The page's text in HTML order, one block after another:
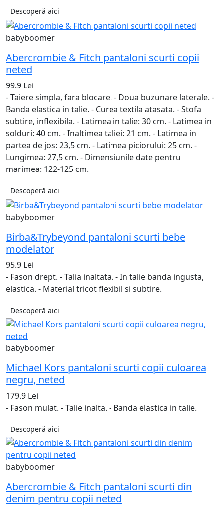
Descoperă aici
babyboomer
Abercrombie & Fitch pantaloni scurti copii
neted
99.9 Lei
- Taiere simpla, fara blocare. - Doua buzunare laterale. -
Banda elastica in talie. - Curea textila atasata. - Stofa
subtire, inflexibila. - Latimea in talie: 30 cm. - Latimea in
solduri: 40 cm. - Inaltimea taliei: 21 cm. - Latimea in
partea de jos: 23,5 cm. - Latimea piciorului: 25 cm. -
Lungimea: 27,5 cm. - Dimensiunile date pentru
marimea: 122-125 cm.
Descoperă aici
babyboomer
Birba&Trybeyond pantaloni scurti bebe
modelator
95.9 Lei
- Fason drept. - Talia inaltata. - In talie banda ingusta,
elastica. - Material tricot flexibil si subtire.
Descoperă aici
babyboomer
Michael Kors pantaloni scurti copii culoarea
negru, neted
179.9 Lei
- Fason mulat. - Talie inalta. - Banda elastica in talie.
Descoperă aici
babyboomer
Abercrombie & Fitch pantaloni scurti din
denim pentru copii neted